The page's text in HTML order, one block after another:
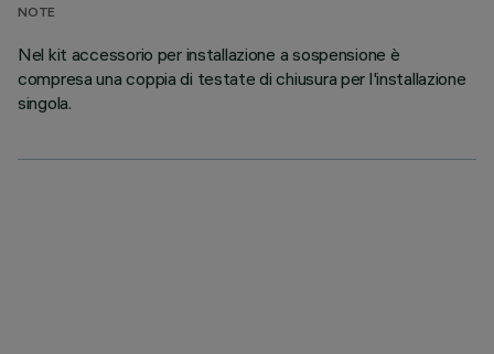
NOTE
Nel kit accessorio per installazione a sospensione è
compresa una coppia di testate di chiusura per l'installazione
singola.